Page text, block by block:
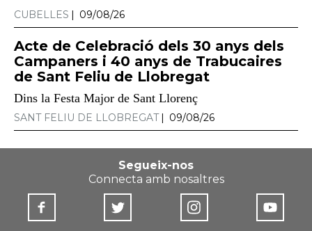
CUBELLES 09/08/26
Acte de Celebració dels 30 anys dels
Campaners i 40 anys de Trabucaires
de Sant Feliu de Llobregat
Dins la Festa Major de Sant Llorenç
SANT FELIU DE LLOBREGAT 09/08/26
Segueix-nos
Connecta amb nosaltres